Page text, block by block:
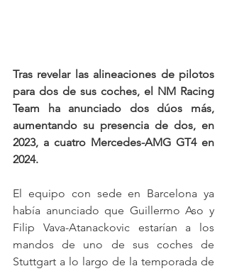
Tras revelar las alineaciones de pilotos
para dos de sus coches, el NM Racing
Team ha anunciado dos dúos más,
aumentando su presencia de dos, en
2023, a cuatro Mercedes-AMG GT4 en
2024.
El equipo con sede en Barcelona ya
había anunciado que Guillermo Aso y
Filip Vava-Atanackovic estarían a los
mandos de uno de sus coches de
Stuttgart a lo largo de la temporada de